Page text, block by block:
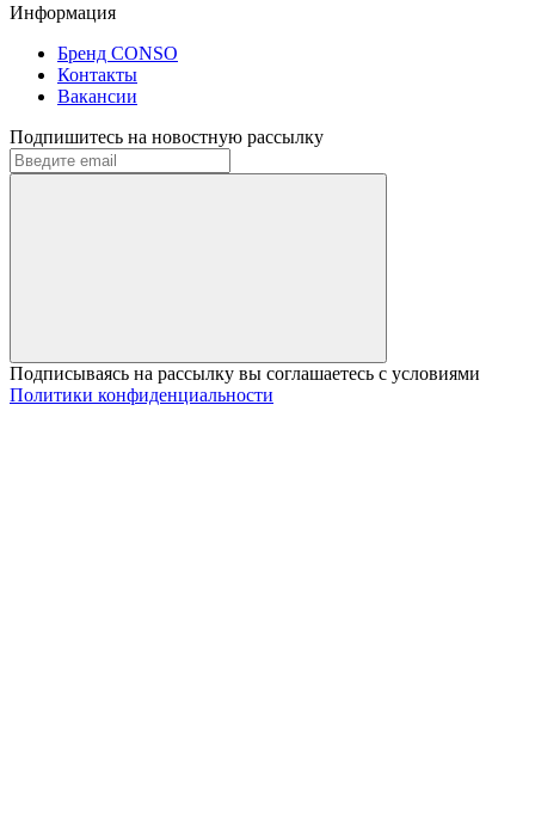
Информация
Бренд CONSO
Контакты
Вакансии
Подпишитесь на новостную рассылку
Подписываясь на рассылку вы соглашаетесь с условиями
Политики конфиденциальности